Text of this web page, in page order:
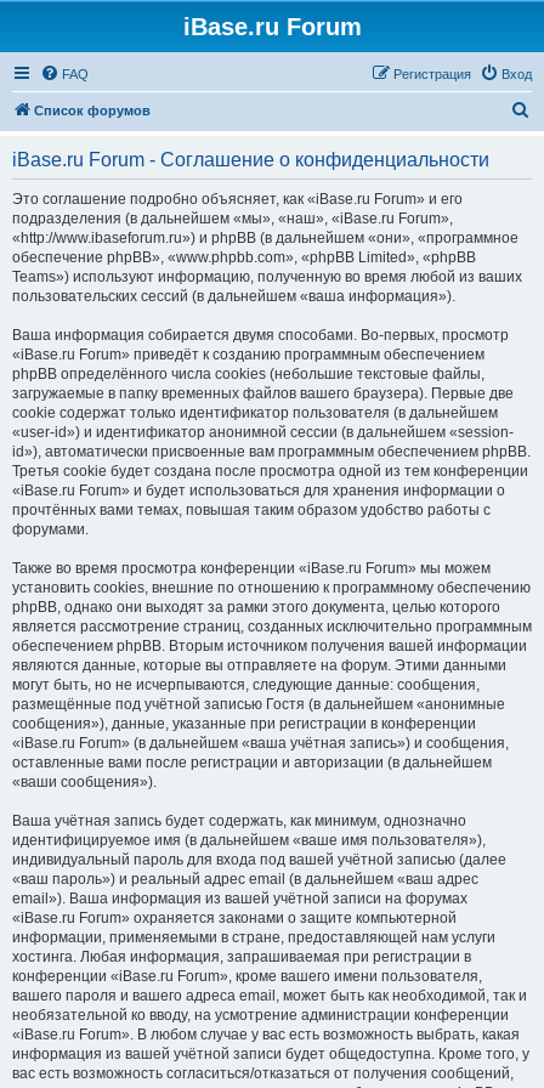
iBase.ru Forum
FAQ Вход
Регистрация
Список форумов
iBase.ru Forum - Соглашение о конфиденциальности
Это соглашение подробно объясняет, как «iBase.ru Forum» и его
подразделения (в дальнейшем «мы», «наш», «iBase.ru Forum»,
«http://www.ibaseforum.ru») и phpBB (в дальнейшем «они», «программное
обеспечение phpBB», «www.phpbb.com», «phpBB Limited», «phpBB
Teams») используют информацию, полученную во время любой из ваших
пользовательских сессий (в дальнейшем «ваша информация»).
Ваша информация собирается двумя способами. Во-первых, просмотр
«iBase.ru Forum» приведёт к созданию программным обеспечением
phpBB определённого числа cookies (небольшие текстовые файлы,
загружаемые в папку временных файлов вашего браузера). Первые две
cookie содержат только идентификатор пользователя (в дальнейшем
«user-id») и идентификатор анонимной сессии (в дальнейшем «session-
id»), автоматически присвоенные вам программным обеспечением phpBB.
Третья cookie будет создана после просмотра одной из тем конференции
«iBase.ru Forum» и будет использоваться для хранения информации о
прочтённых вами темах, повышая таким образом удобство работы с
форумами.
Также во время просмотра конференции «iBase.ru Forum» мы можем
установить cookies, внешние по отношению к программному обеспечению
phpBB, однако они выходят за рамки этого документа, целью которого
является рассмотрение страниц, созданных исключительно программным
обеспечением phpBB. Вторым источником получения вашей информации
являются данные, которые вы отправляете на форум. Этими данными
могут быть, но не исчерпываются, следующие данные: сообщения,
размещённые под учётной записью Гостя (в дальнейшем «анонимные
сообщения»), данные, указанные при регистрации в конференции
«iBase.ru Forum» (в дальнейшем «ваша учётная запись») и сообщения,
оставленные вами после регистрации и авторизации (в дальнейшем
«ваши сообщения»).
Ваша учётная запись будет содержать, как минимум, однозначно
идентифицируемое имя (в дальнейшем «ваше имя пользователя»),
индивидуальный пароль для входа под вашей учётной записью (далее
«ваш пароль») и реальный адрес email (в дальнейшем «ваш адрес
email»). Ваша информация из вашей учётной записи на форумах
«iBase.ru Forum» охраняется законами о защите компьютерной
информации, применяемыми в стране, предоставляющей нам услуги
хостинга. Любая информация, запрашиваемая при регистрации в
конференции «iBase.ru Forum», кроме вашего имени пользователя,
вашего пароля и вашего адреса email, может быть как необходимой, так и
необязательной ко вводу, на усмотрение администрации конференции
«iBase.ru Forum». В любом случае у вас есть возможность выбрать, какая
информация из вашей учётной записи будет общедоступна. Кроме того, у
вас есть возможность согласиться/отказаться от получения сообщений,